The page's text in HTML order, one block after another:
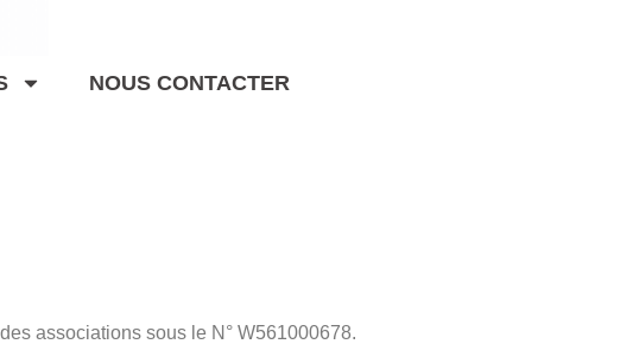
NOUS CONTACTER
associations sous le N° W561000678.